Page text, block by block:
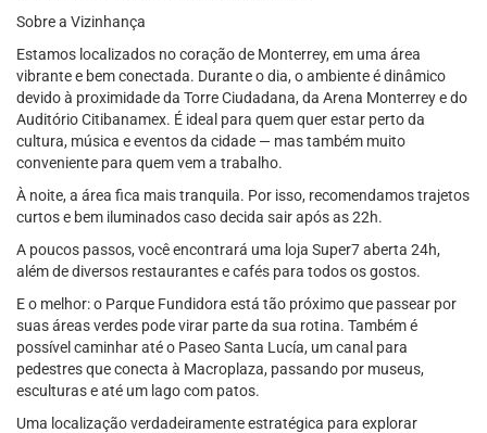
Sobre a Vizinhança
Estamos localizados no coração de Monterrey, em uma área
vibrante e bem conectada. Durante o dia, o ambiente é dinâmico
devido à proximidade da Torre Ciudadana, da Arena Monterrey e do
Auditório Citibanamex. É ideal para quem quer estar perto da
cultura, música e eventos da cidade — mas também muito
conveniente para quem vem a trabalho.
À noite, a área fica mais tranquila. Por isso, recomendamos trajetos
curtos e bem iluminados caso decida sair após as 22h.
A poucos passos, você encontrará uma loja Super7 aberta 24h,
além de diversos restaurantes e cafés para todos os gostos.
E o melhor: o Parque Fundidora está tão próximo que passear por
suas áreas verdes pode virar parte da sua rotina. Também é
possível caminhar até o Paseo Santa Lucía, um canal para
pedestres que conecta à Macroplaza, passando por museus,
esculturas e até um lago com patos.
Uma localização verdadeiramente estratégica para explorar